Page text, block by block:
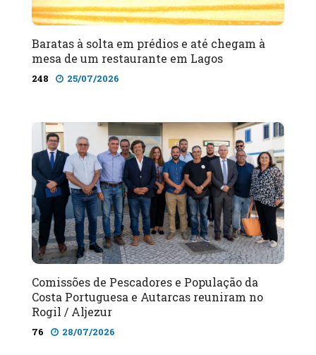
Baratas à solta em prédios e até chegam à
mesa de um restaurante em Lagos
248 25/07/2026
Comissões de Pescadores e População da
Costa Portuguesa e Autarcas reuniram no
Rogil / Aljezur
76 28/07/2026